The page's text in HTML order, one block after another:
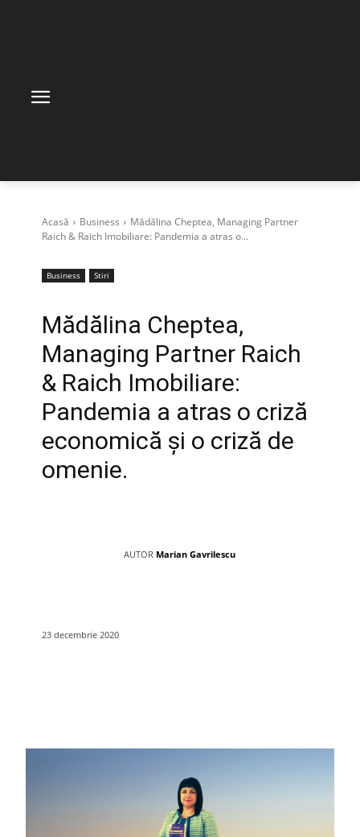
Acasă Business
Mădălina Cheptea, Managing Partner
Raich & Raich Imobiliare: Pandemia a atras o...
Business Stiri
Mădălina Cheptea,
Managing Partner Raich
& Raich Imobiliare:
Pandemia a atras o criză
economică şi o criză de
omenie.
AUTOR Marian Gavrilescu
23 decembrie 2020